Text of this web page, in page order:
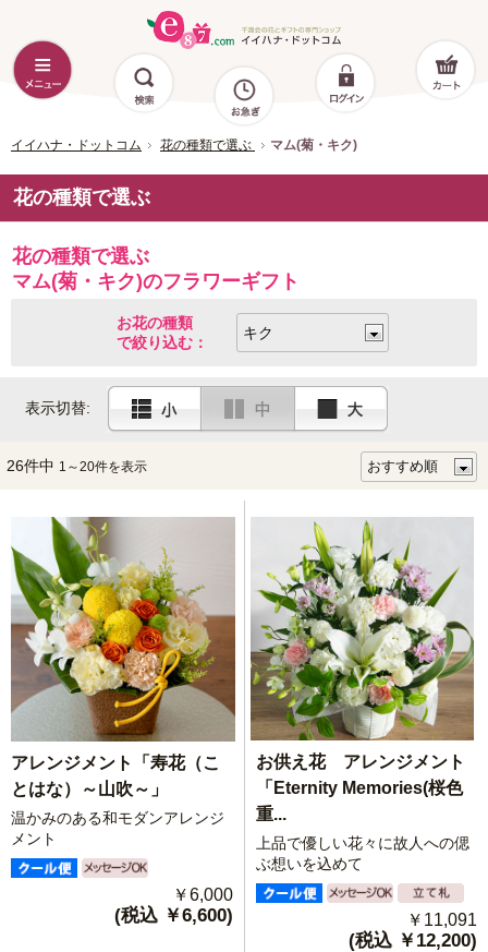
イイハナ・ドットコム 花の種類で選ぶ マム(菊・キク)
花の種類で選ぶ
花の種類で選ぶ
マム(菊・キク)のフラワーギフト
お花の種類
で絞り込む：
表示切替:
26件中 1～20件を表示
アレンジメント「寿花（こ
とはな）～山吹～」
温かみのある和モダンアレンジ
メント
￥6,000
(税込 ￥6,600)
お供え花 アレンジメント
「Eternity Memories(桜色
重...
上品で優しい花々に故人への偲
ぶ想いを込めて
￥11,091
(税込 ￥12,200)